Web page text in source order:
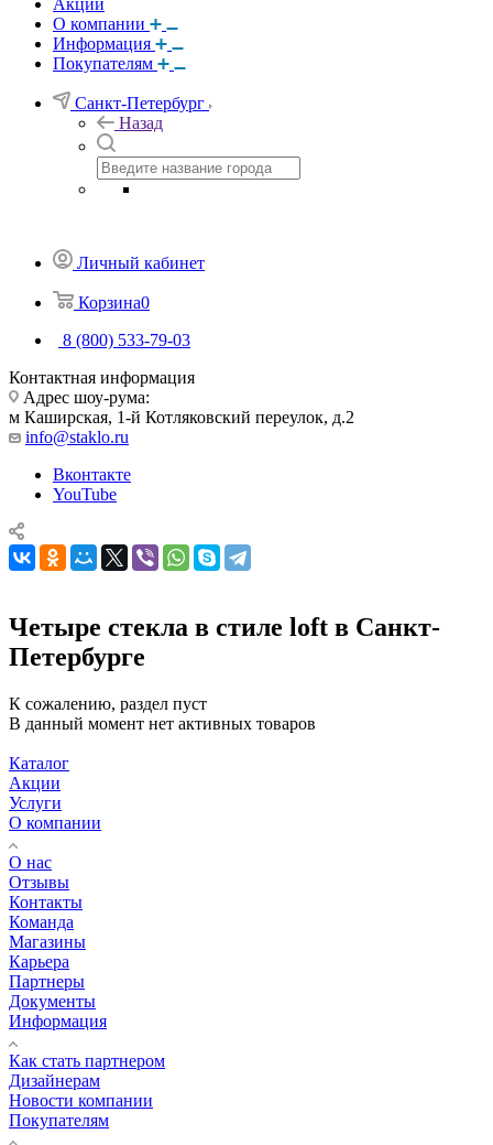
Акции
О компании
Информация
Покупателям
Санкт-Петербург
Назад
Личный кабинет
Корзина0
8 (800) 533-79-03
Контактная информация
Адрес шоу-рума:
м Каширская, 1-й Котляковский переулок, д.2
info@staklo.ru
Вконтакте
YouTube
Четыре стекла в стиле loft в Санкт-
Петербурге
К сожалению, раздел пуст
В данный момент нет активных товаров
Каталог
Акции
Услуги
О компании
О нас
Отзывы
Контакты
Команда
Магазины
Карьера
Партнеры
Документы
Информация
Как стать партнером
Дизайнерам
Новости компании
Покупателям